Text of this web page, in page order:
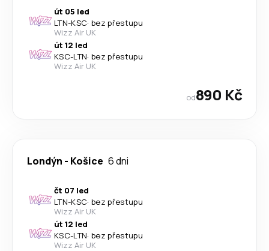
út 05 led
LTN-KSC· bez přestupu
Wizz Air UK
út 12 led
KSC-LTN· bez přestupu
Wizz Air UK
od890 Kč
Londýn - Košice 6 dni
čt 07 led
LTN-KSC· bez přestupu
Wizz Air UK
út 12 led
KSC-LTN· bez přestupu
Wizz Air UK